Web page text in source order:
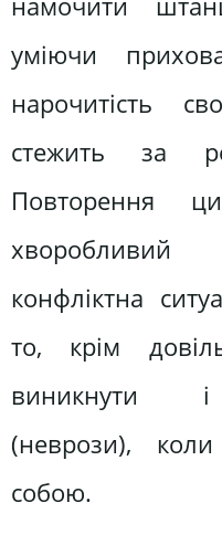
уміючи
нарочитість
стежить за
Повторення
конфліктна
то, крім
виникнути і
(неврози),
собою.